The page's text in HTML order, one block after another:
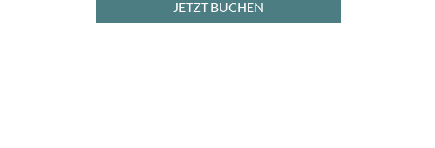
JETZT BUCHEN